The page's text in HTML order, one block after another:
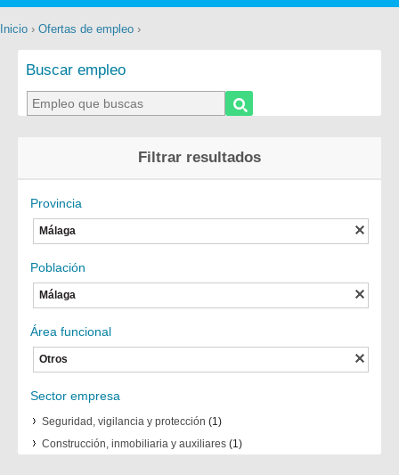
Inicio › Ofertas de empleo ›
Buscar empleo
Filtrar resultados
Provincia
Málaga
Población
Málaga
Área funcional
Otros
Sector empresa
Seguridad, vigilancia y protección (1)
Construcción, inmobiliaria y auxiliares(1)